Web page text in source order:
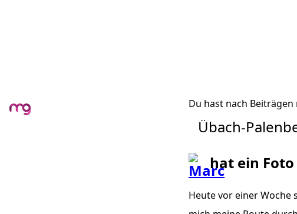
Du hast nach
Übach-
hat ein
Heute vor einer